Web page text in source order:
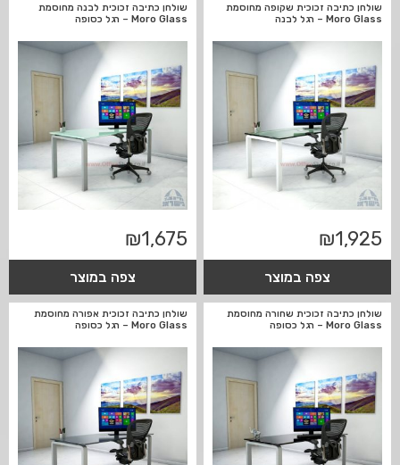
שולחן כתיבה זכוכית שקופה מחוסמת
Moro Glass – רגל לבנה
₪1,925
צפה במוצר
שולחן כתיבה זכוכית לבנה מחוסמת
Moro Glass – רגל כסופה
₪1,675
צפה במוצר
שולחן כתיבה זכוכית שחורה מחוסמת
Moro Glass – רגל כסופה
שולחן כתיבה זכוכית אפורה מחוסמת
Moro Glass – רגל כסופה